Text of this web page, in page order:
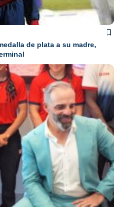
de plata a su madre,